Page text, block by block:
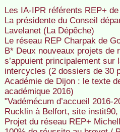
Les IA-IPR référents REP+
La présidente du Conseil
Lavelanet (La Dépêche)
Le réseau REP Charpak de
B* Deux nouveaux projets de
s’appuient principalement
intercycles (2 dossiers de 30
Académie de Dijon : le texte
académique 2016)
"Vadémécum d’accueil 2016-
Rucklin à Belfort, site
Projet du réseau REP+